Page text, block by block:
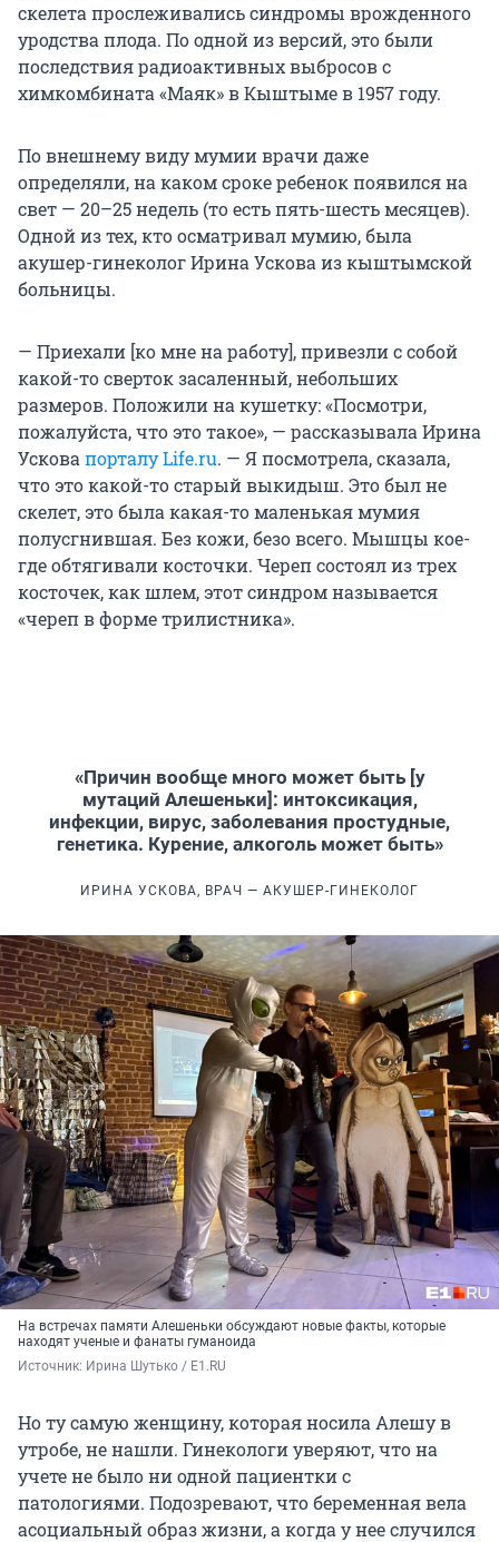
скелета прослеживались синдромы врожденного
уродства плода. По одной из версий, это были
последствия радиоактивных выбросов с
химкомбината «Маяк» в Кыштыме в 1957 году.
По внешнему виду мумии врачи даже
определяли, на каком сроке ребенок появился на
свет — 20–25 недель (то есть пять-шесть месяцев).
Одной из тех, кто осматривал мумию, была
акушер-гинеколог Ирина Ускова из кыштымской
больницы.
— Приехали [ко мне на работу], привезли с собой
какой-то сверток засаленный, небольших
размеров. Положили на кушетку: «Посмотри,
пожалуйста, что это такое», — рассказывала Ирина
Ускова порталу Life.ru. — Я посмотрела, сказала,
что это какой-то старый выкидыш. Это был не
скелет, это была какая-то маленькая мумия
полусгнившая. Без кожи, безо всего. Мышцы кое-
где обтягивали косточки. Череп состоял из трех
косточек, как шлем, этот синдром называется
«череп в форме трилистника».
«Причин вообще много может быть [у
мутаций Алешеньки]: интоксикация,
инфекции, вирус, заболевания простудные,
генетика. Курение, алкоголь может быть»
ИРИНА УСКОВА, ВРАЧ — АКУШЕР-ГИНЕКОЛОГ
На встречах памяти Алешеньки обсуждают новые факты, которые
находят ученые и фанаты гуманоида
Источник: Ирина Шутько / E1.RU
Но ту самую женщину, которая носила Алешу в
утробе, не нашли. Гинекологи уверяют, что на
учете не было ни одной пациентки с
патологиями. Подозревают, что беременная вела
асоциальный образ жизни, а когда у нее случился